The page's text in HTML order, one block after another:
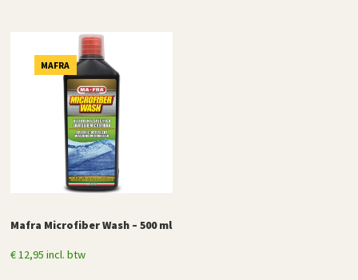
MAFRA
Mafra Microfiber Wash – 500 ml
€12,95 incl. btw